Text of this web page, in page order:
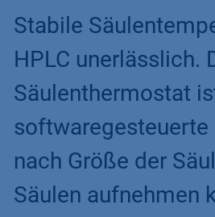
Stabile
HPLC unerlässlich.
Säulenthermostat
softwaregesteuerte
nach Größe der
Säulen aufnehmen